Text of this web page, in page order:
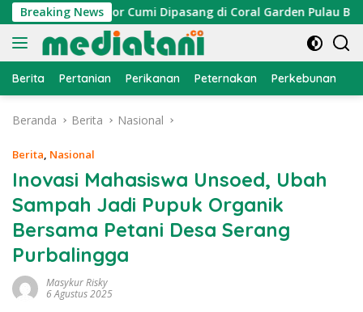
Langsung
ke
konten
Breaking News
Atraktor Cumi Dipasang di Coral Garden Pulau Barrang
Berita Pertanian Perikanan Peternakan Perkebunan
Beranda Berita Nasional
Berita, Nasional
Inovasi Mahasiswa Unsoed, Ubah
Sampah Jadi Pupuk Organik
Bersama Petani Desa Serang
Purbalingga
Masykur Risky
6 Agustus 2025